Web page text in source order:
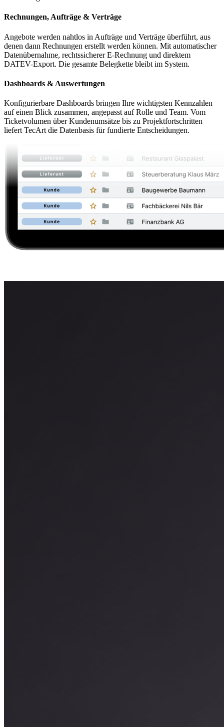
Rechnungen, Aufträge & Verträge
Angebote werden nahtlos in Aufträge und Verträge überführt, aus
denen dann Rechnungen erstellt werden können. Mit automatischer
Datenübernahme, rechtssicherer E-Rechnung und direktem
DATEV-Export. Die gesamte Belegkette bleibt im System.
Dashboards & Auswertungen
Konfigurierbare Dashboards bringen Ihre wichtigsten Kennzahlen
auf einen Blick zusammen, angepasst auf Rolle und Team. Vom
Ticketvolumen über Kundenumsätze bis zu Projektfortschritten
liefert TecArt die Datenbasis für fundierte Entscheidungen.